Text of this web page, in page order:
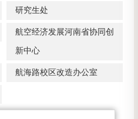
研究生处
航空经济发展河南省协同创
新中心
航海路校区改造办公室